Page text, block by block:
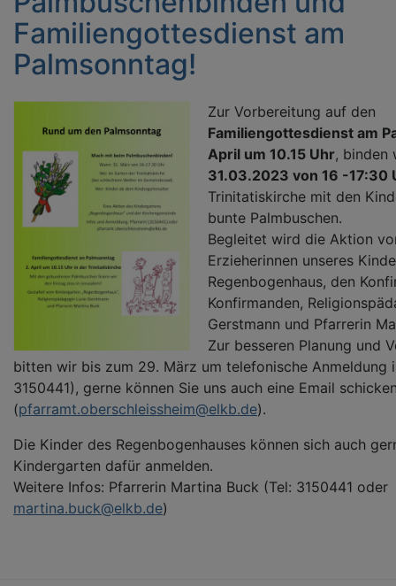
Familiengottesdienst am
Palmsonntag!
Zur Vorbereitung auf den
Familiengottesdienst am
April um 10.15 Uhr, binden
31.03.2023 von 16 -17:30
Trinitatiskirche mit den
bunte Palmbuschen.
Begleitet wird die Aktion
Erzieherinnen unseres
Regenbogenhaus, den
Konfirmanden,
Gerstmann und Pfarrerin
Zur besseren Planung und
bitten wir bis zum 29. März um telefonische Anmeldung
3150441), gerne können Sie uns auch eine Email
(pfarramt.oberschleissheim@elkb.de).
Die Kinder des Regenbogenhauses können sich auch
Kindergarten dafür anmelden.
Weitere Infos: Pfarrerin Martina Buck (Tel: 3150441 oder
martina.buck@elkb.de)